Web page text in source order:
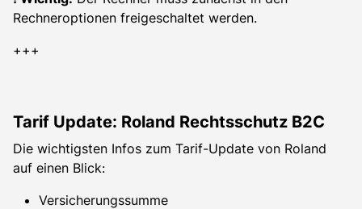
Rechneroptionen freigeschaltet werden.
+++
Tarif Update: Roland Rechtsschutz B2C
Die wichtigsten Infos zum Tarif-Update von Roland
auf einen Blick:
Versicherungssumme